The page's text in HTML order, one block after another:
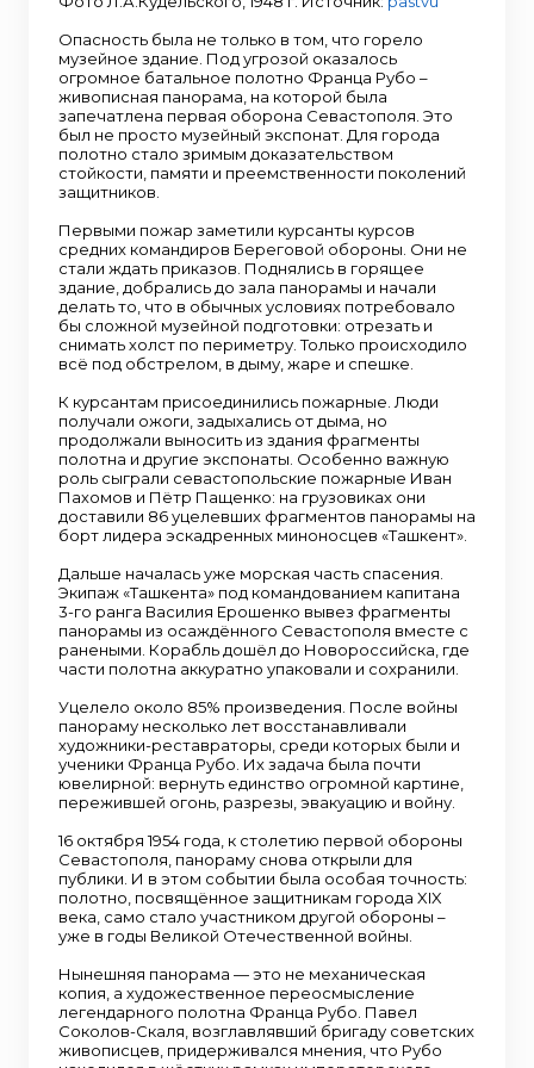
художники-реставраторы, среди которых
были и ученики Франца Рубо. Их задача была
почти ювелирной: вернуть единство
огромной картине, пережившей огонь,
разрезы, эвакуацию и войну. 16 октября 1954
года, к столетию первой обороны
Севастополя, панораму снова открыли для
публики. И в этом событии была особая
точность: полотно, посвящённое защитникам
другой обороны – уже в годы Великой
Отечественной войны. Нынешняя панорама
— это не механическая копия, а
художественное переосмысление
легендарного полотна Франца Рубо. Павел
Соколов-Скаля, возглавлявший бригаду
советских живописцев, придерживался
мнения, что Рубо находился в жёстких рамках
возможности запечатлеть многих
достойнейших участников обороны. Чтобы
восстановить историческую справедливость,
художники обратились за помощью к
военным специалистам. Совместно они
проработали архивные документы и выявили
имена тех защитников, чьи подвиги народ не
забыл. Именно так в панораму вошли новые
прибывает на перевязочный пункт Малахова
кургана, легендарный матрос Кошка
возвращается на бастион, рядом с мортирой
оказываются дети, в бою показан матрос
Трофим Александров, а также
разворачивается атака английской
сместился на линию затопления кораблей —
она стала заметнее, а в районе Лазаревских
казарм отчётливо прописаны резервные
силы в составе трёх полков.
Восстановленное полотно панорамы
Оборона Севастополя: размеры полотна
окружности и 14 метров в высоту. Общая
площадь картины - 1600 квадратных метров.
Автор фото: Марина Алгаева. Источник:
rasfokus Иногда история сохраняется не в
тишине архивов, а в дыму пожара. Смотреть
другие материалы проекта «Подвиг
войны».
Опасность была не только в том, что горело
музейное здание. Под угрозой оказалось
огромное батальное полотно Франца Рубо –
живописная панорама, на которой была
запечатлена первая оборона Севастополя. Это
был не просто музейный экспонат. Для города
полотно стало зримым доказательством
стойкости, памяти и преемственности поколений
защитников.
Первыми пожар заметили курсанты курсов
средних командиров Береговой обороны. Они не
стали ждать приказов. Поднялись в горящее
здание, добрались до зала панорамы и начали
делать то, что в обычных условиях потребовало
бы сложной музейной подготовки: отрезать и
снимать холст по периметру. Только происходило
всё под обстрелом, в дыму, жаре и спешке.
К курсантам присоединились пожарные. Люди
получали ожоги, задыхались от дыма, но
продолжали выносить из здания фрагменты
полотна и другие экспонаты. Особенно важную
роль сыграли севастопольские пожарные Иван
Пахомов и Пётр Пащенко: на грузовиках они
доставили 86 уцелевших фрагментов панорамы на
борт лидера эскадренных миноносцев «Ташкент».
Дальше началась уже морская часть спасения.
Экипаж «Ташкента» под командованием капитана
3-го ранга Василия Ерошенко вывез фрагменты
панорамы из осаждённого Севастополя вместе с
ранеными. Корабль дошёл до Новороссийска, где
части полотна аккуратно упаковали и сохранили.
Уцелело около 85% произведения. После войны
панораму несколько лет восстанавливали
художники-реставраторы, среди которых были и
ученики Франца Рубо. Их задача была почти
ювелирной: вернуть единство огромной картине,
пережившей огонь, разрезы, эвакуацию и войну.
16 октября 1954 года, к столетию первой обороны
Севастополя, панораму снова открыли для
публики. И в этом событии была особая точность:
полотно, посвящённое защитникам города XIX
века, само стало участником другой обороны –
уже в годы Великой Отечественной войны.
Нынешняя панорама — это не механическая
копия, а художественное переосмысление
легендарного полотна Франца Рубо. Павел
Соколов-Скаля, возглавлявший бригаду советских
живописцев, придерживался мнения, что Рубо